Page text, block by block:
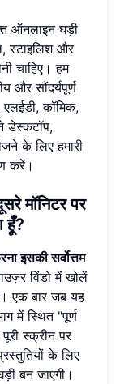
ऑनलाइन घड़ी
स्टाइलिश और
चाहिए। हम
और सौंदर्यपूर्ण
कॉमिक,
डेस्कटॉप,
के लिए हमारी
करें।
मॉनिटर पर
हूँ?
इसकी सर्वोत्तम
विंडो में खोलें
एक बार जब यह
में स्थित "पूर्ण
स्क्रीन पर
के लिए
बन जाएगी।